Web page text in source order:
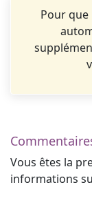
Pour
Vous êtes la
informations